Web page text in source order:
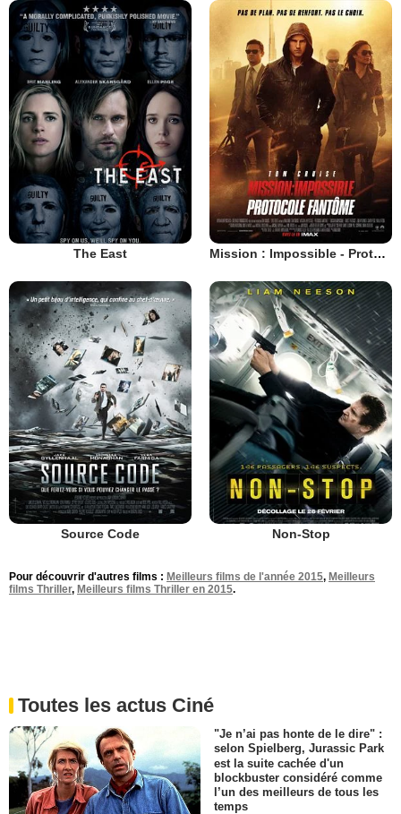
The East Mission : Impossible - Protocole fantôme
Source Code Non-Stop
Pour découvrir d'autres films : Meilleurs films de l'année 2015, Meilleurs
films Thriller, Meilleurs films Thriller en 2015.
Toutes les actus Ciné
"Je n’ai pas honte de le dire" :
selon Spielberg, Jurassic Park
est la suite cachée d'un
blockbuster considéré comme
l’un des meilleurs de tous les
temps